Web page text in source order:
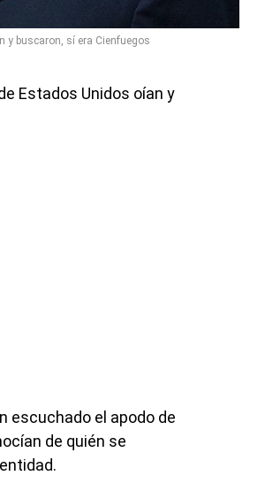
y buscaron, sí era Cienfuegos
Estados Unidos oían y
escuchado el apodo de
de quién se